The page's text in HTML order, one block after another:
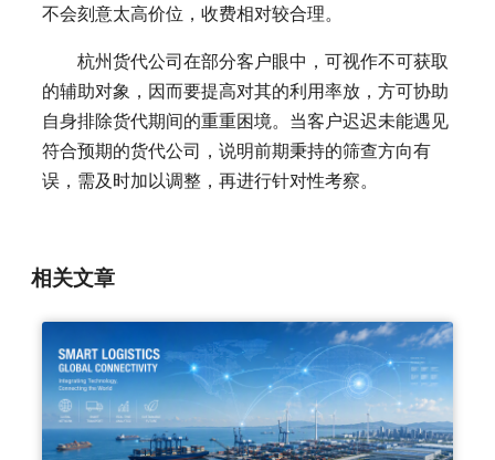
不会刻意太高价位，收费相对较合理。
杭州货代公司在部分客户眼中，可视作不可获取
的辅助对象，因而要提高对其的利用率放，方可协助
自身排除货代期间的重重困境。当客户迟迟未能遇见
符合预期的货代公司，说明前期秉持的筛查方向有
误，需及时加以调整，再进行针对性考察。
相关文章